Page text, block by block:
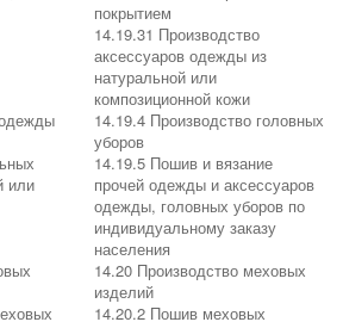
покрытием
14.19.31 Производство
аксессуаров одежды из
натуральной или
композиционной кожи
или
14.19.4 Производство головных
уборов
14.19.5 Пошив и вязание
прочей одежды и аксессуаров
одежды, головных уборов по
индивидуальному заказу
населения
14.20 Производство меховых
изделий
14.20.2 Пошив меховых